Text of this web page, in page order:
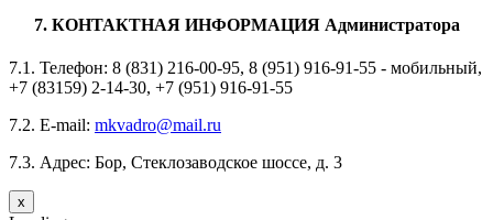
7. КОНТАКТНАЯ ИНФОРМАЦИЯ Администратора
7.1. Телефон: 8 (831) 216-00-95, 8 (951) 916-91-55 - мобильный,
+7 (83159) 2-14-30, +7 (951) 916-91-55
7.2. E-mail: mkvadro@mail.ru
7.3. Адрес: Бор, Стеклозаводское шоссе, д. 3
x